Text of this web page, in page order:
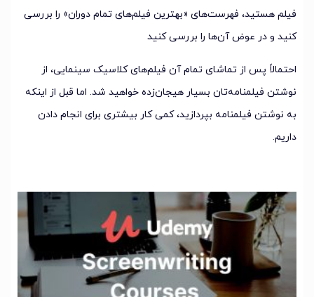
فیلم هستید، فهرست‌های «بهترین فیلم‌های تمام دوران» را بررسی
کنید و در عوض آن‌ها را بررسی کنید
احتمالاً پس از تماشای تمام آن فیلم‌های کلاسیک سینمایی، از
نوشتن فیلمنامه‌تان بسیار هیجان‌زده خواهید شد. اما قبل از اینکه
به نوشتن فیلمنامه بپردازید، کمی کار بیشتری برای انجام دادن
داریم.